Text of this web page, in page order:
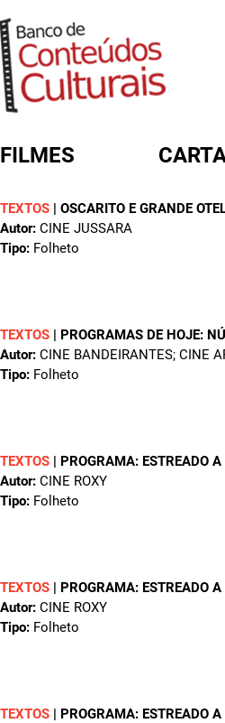
FILMES
TEXTOS | OSCARITO E GRANDE
Autor: CINE JUSSARA
Tipo: Folheto
TEXTOS | PROGRAMAS DE HOJE:
Autor: CINE BANDEIRANTES; CINE
Tipo: Folheto
TEXTOS | PROGRAMA: ESTREADO
Autor: CINE ROXY
Tipo: Folheto
TEXTOS | PROGRAMA: ESTREADO
Autor: CINE ROXY
Tipo: Folheto
TEXTOS | PROGRAMA: ESTREADO